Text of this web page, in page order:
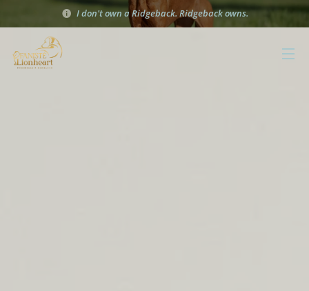
I don't own a Ridgeback. Ridgeback owns.